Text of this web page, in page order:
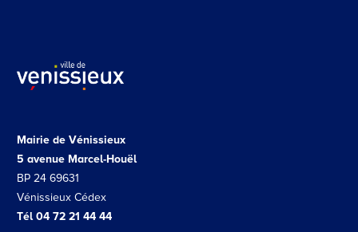
Mairie de Vénissieux
5 avenue Marcel-Houël
BP 24 69631
Vénissieux Cédex
Tél 04 72 21 44 44